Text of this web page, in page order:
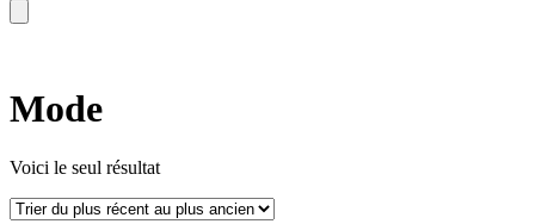
Mode
Voici le seul résultat